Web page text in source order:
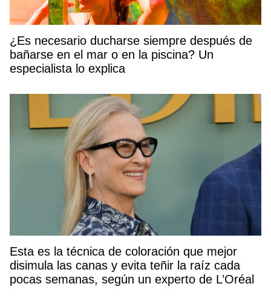
¿Es necesario ducharse siempre después de
bañarse en el mar o en la piscina? Un
especialista lo explica
Esta es la técnica de coloración que mejor
disimula las canas y evita teñir la raíz cada
pocas semanas, según un experto de L’Oréal